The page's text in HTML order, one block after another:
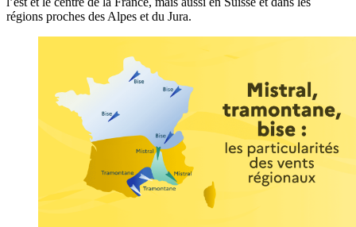
régions proches des Alpes et du Jura.